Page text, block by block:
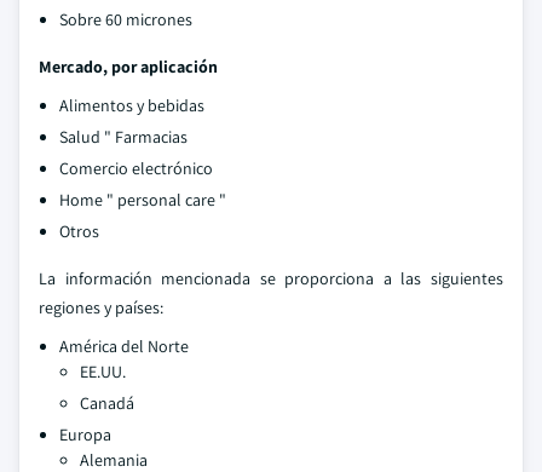
Sobre 60 micrones
Mercado, por aplicación
Alimentos y bebidas
Salud " Farmacias
Comercio electrónico
Home " personal care "
Otros
La información mencionada se proporciona a las siguientes
regiones y países:
América del Norte
EE.UU.
Canadá
Europa
Alemania